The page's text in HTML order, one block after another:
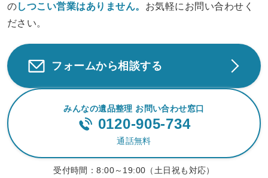
のしつこい営業はありません。 お気軽にお問い合わせく
ださい。
フォームから相談する
みんなの遺品整理 お問い合わせ窓口
0120-905-734
通話無料
受付時間：8:00～19:00（土日祝も対応）